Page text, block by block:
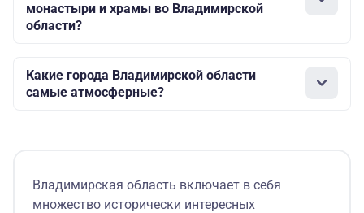
монастыри и храмы во Владимирской
области?
Какие города Владимирской области
самые атмосферные?
Владимирская область включает в себя
множество исторически интересных